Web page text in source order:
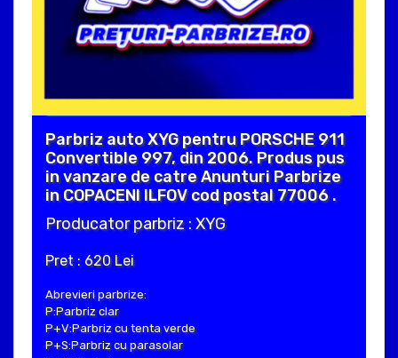
Parbriz auto XYG pentru PORSCHE 911
Convertible 997, din 2006. Produs pus
in vanzare de catre Anunturi Parbrize
in COPACENI ILFOV cod postal 77006 .
Producator parbriz : XYG
Pret : 620 Lei
Abrevieri parbrize:
P:Parbriz clar
P+V:Parbriz cu tenta verde
P+S:Parbriz cu parasolar